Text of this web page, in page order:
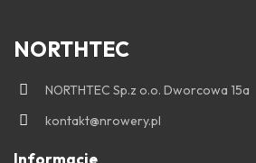
NORTHTEC
NORTHTEC Sp.z o.o. Dworcowa 15a
kontakt@nrowery.pl